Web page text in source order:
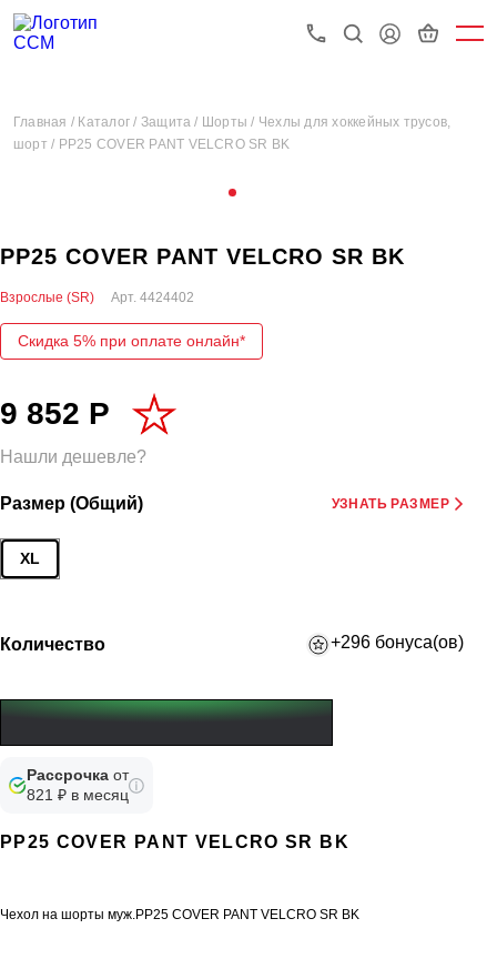
Главная / Каталог / Защита / Шорты / Чехлы для хоккейных трусов,
шорт / PP25 COVER PANT VELCRO SR BK
PP25 COVER PANT VELCRO SR BK
Взрослые (SR) Арт. 4424402
Скидка 5% при оплате онлайн*
9 852 Р
Нашли дешевле?
Размер (Общий) УЗНАТЬ РАЗМЕР
XL
Количество +296 бонуса(ов)
Рассрочка от
821 ₽ в месяц
PP25 COVER PANT VELCRO SR BK
Чехол на шорты муж.PP25 COVER PANT VELCRO SR BK